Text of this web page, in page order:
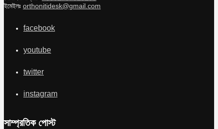
ইমেইলঃ orthonitidesk@gmail.com
facebook
youtube
twitter
instagram
সাম্প্রতিক পোস্ট